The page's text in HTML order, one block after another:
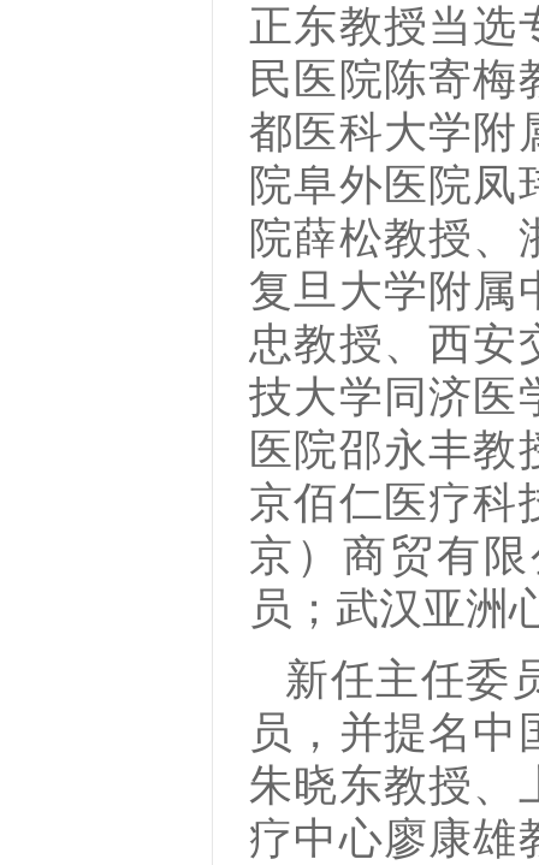
正东教授当选
民医院陈寄梅
都医科大学附
院阜外医院凤
院薛松教授、
复旦大学附属
忠教授、西安
技大学同济医
医院邵永丰
京佰仁医疗科
京）商贸有
员；武汉亚洲
新任主任委
员，并提名
朱晓东教授、
疗中心廖康雄